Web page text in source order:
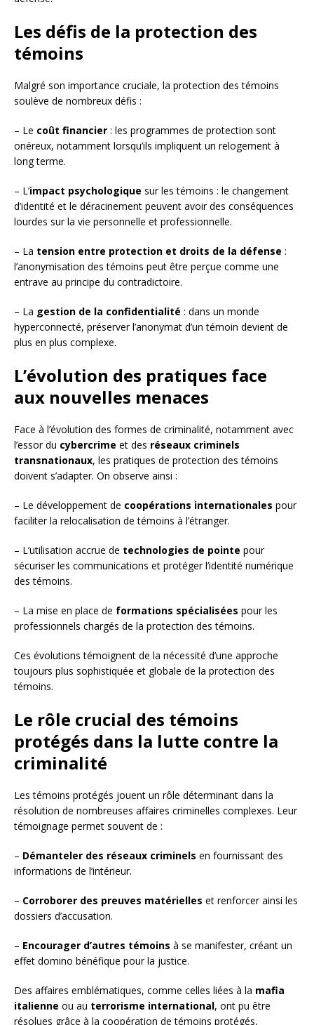
Les défis de la protection des
témoins
Malgré son importance cruciale, la protection des témoins
soulève de nombreux défis :
– Le coût financier : les programmes de protection sont
onéreux, notamment lorsqu’ils impliquent un relogement à
long terme.
– L’impact psychologique sur les témoins : le changement
d’identité et le déracinement peuvent avoir des conséquences
lourdes sur la vie personnelle et professionnelle.
– La tension entre protection et droits de la défense :
l’anonymisation des témoins peut être perçue comme une
entrave au principe du contradictoire.
– La gestion de la confidentialité : dans un monde
hyperconnecté, préserver l’anonymat d’un témoin devient de
plus en plus complexe.
L’évolution des pratiques face
aux nouvelles menaces
Face à l’évolution des formes de criminalité, notamment avec
l’essor du cybercrime et des réseaux criminels
transnationaux, les pratiques de protection des témoins
doivent s’adapter. On observe ainsi :
– Le développement de coopérations internationales pour
faciliter la relocalisation de témoins à l’étranger.
– L’utilisation accrue de technologies de pointe pour
sécuriser les communications et protéger l’identité numérique
des témoins.
– La mise en place de formations spécialisées pour les
professionnels chargés de la protection des témoins.
Ces évolutions témoignent de la nécessité d’une approche
toujours plus sophistiquée et globale de la protection des
témoins.
Le rôle crucial des témoins
protégés dans la lutte contre la
criminalité
Les témoins protégés jouent un rôle déterminant dans la
résolution de nombreuses affaires criminelles complexes. Leur
témoignage permet souvent de :
– Démanteler des réseaux criminels en fournissant des
informations de l’intérieur.
– Corroborer des preuves matérielles et renforcer ainsi les
dossiers d’accusation.
– Encourager d’autres témoins à se manifester, créant un
effet domino bénéfique pour la justice.
Des affaires emblématiques, comme celles liées à la mafia
italienne ou au terrorisme international, ont pu être
résolues grâce à la coopération de témoins protégés,